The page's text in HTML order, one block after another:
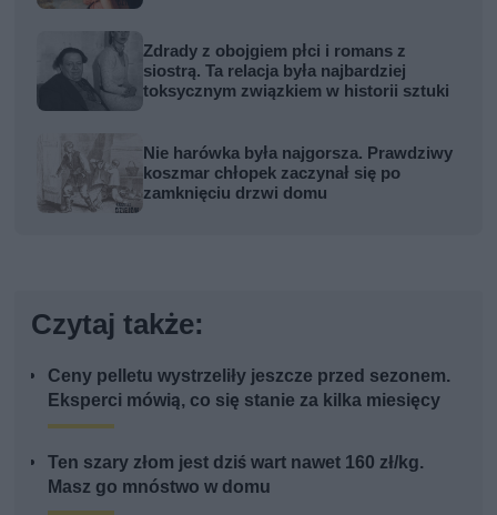
Zdrady z obojgiem płci i romans z
siostrą. Ta relacja była najbardziej
toksycznym związkiem w historii sztuki
Nie harówka była najgorsza. Prawdziwy
koszmar chłopek zaczynał się po
zamknięciu drzwi domu
Czytaj także:
Ceny pelletu wystrzeliły jeszcze przed sezonem.
Eksperci mówią, co się stanie za kilka miesięcy
Ten szary złom jest dziś wart nawet 160 zł/kg.
Masz go mnóstwo w domu